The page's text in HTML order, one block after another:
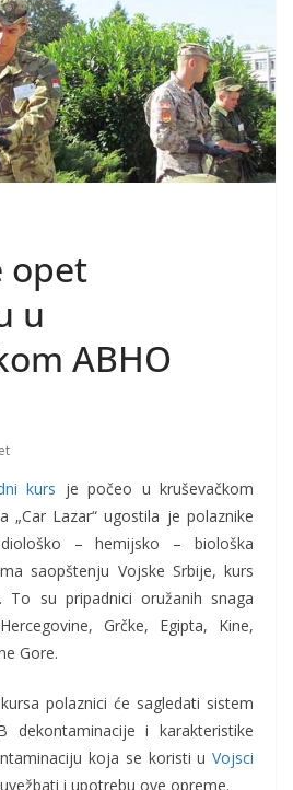
opet
u
ABHO
kurs je počeo u kruševačkom
„Car Lazar“ ugostila je polaznike
– hemijsko – biološka
saopštenju Vojske Srbije, kurs
To su pripadnici oružanih snaga
Grčke, Egipta, Kine,
Gore.
polaznici će sagledati sistem
dekontaminacije i karakteristike
koja se koristi u Vojsci
i upotrebu ove opreme.